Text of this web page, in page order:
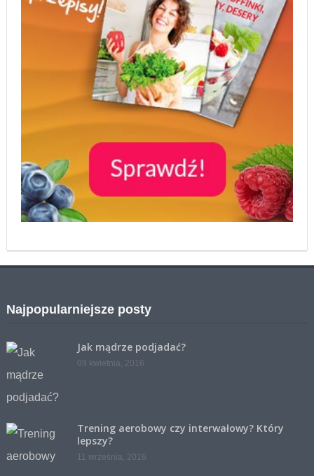
Najpopularniejsze posty
Jak mądrze podjadać?
09 kwietnia, 2016
Trening aerobowy czy interwałowy? Który
lepszy?
11 września, 2016